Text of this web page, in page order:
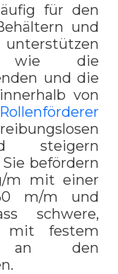
für den
und
wie die
und die
von
steigern
befördern
m mit einer
m/m und
schwere,
mit festem
an den